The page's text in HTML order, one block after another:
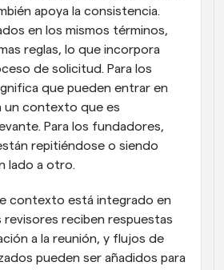
apoya la consistencia.
en los mismos términos,
reglas, lo que incorpora
de solicitud. Para los
que pueden entrar en
un contexto que es
Para los fundadores,
repitiéndose o siendo
lado a otro.
contexto está integrado en
revisores reciben respuestas
a la reunión, y flujos de
pueden ser añadidos para